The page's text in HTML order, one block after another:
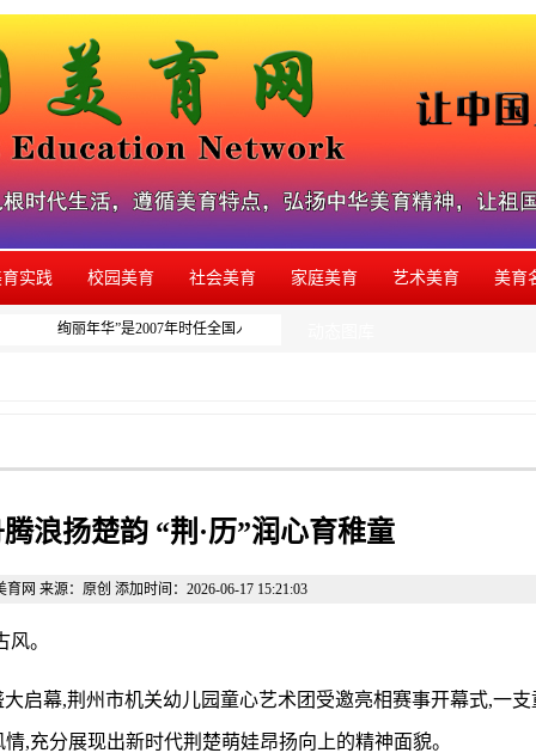
实践 校园美育 社会美育 家庭美育 艺术美育 美育
绚丽年华”是2007年时任全国人大副委员长周铁农为本网系列美育活动题写的
浪扬楚韵 “荆·历”润心育稚童
网 来源：原创 添加时间：2026-06-17 15:21:03
。
大启幕,荆州市机关幼儿园童心艺术团受邀亮相赛事开幕式,一支
,充分展现出新时代荆楚萌娃昂扬向上的精神面貌。